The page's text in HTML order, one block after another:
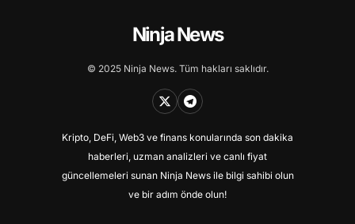
Ninja News
© 2025 Ninja News. Tüm hakları saklıdır.
Kripto, DeFi, Web3 ve finans konularında son dakika
haberleri, uzman analizleri ve canlı fiyat
güncellemeleri sunan Ninja News ile bilgi sahibi olun
ve bir adım önde olun!